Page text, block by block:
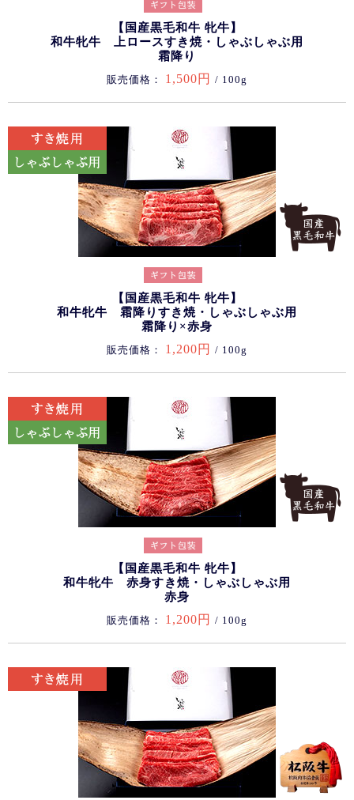
【国産黒毛和牛 牝牛】
和牛牝牛 上ロースすき焼・しゃぶしゃぶ用
霜降り
販売価格： 1,500円 / 100g
【国産黒毛和牛 牝牛】
和牛牝牛 霜降りすき焼・しゃぶしゃぶ用
霜降り×赤身
販売価格： 1,200円 / 100g
【国産黒毛和牛 牝牛】
和牛牝牛 赤身すき焼・しゃぶしゃぶ用
赤身
販売価格： 1,200円 / 100g